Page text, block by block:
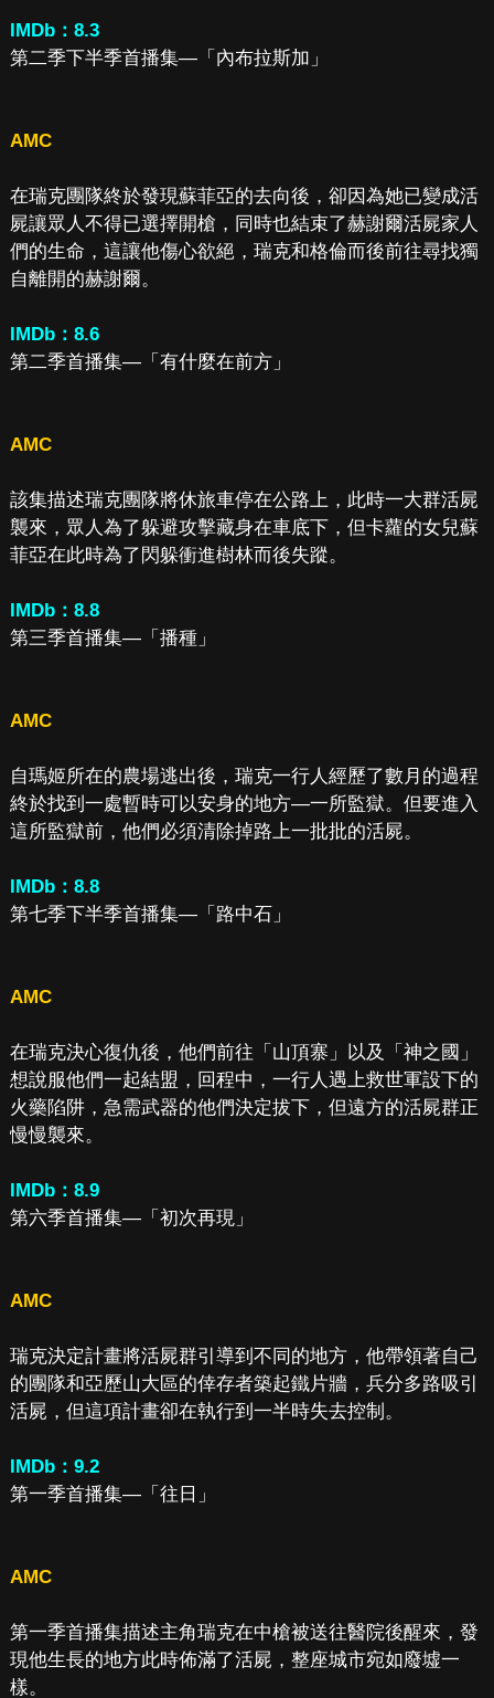
IMDb：8.3
第二季下半季首播集—「內布拉斯加」
AMC
在瑞克團隊終於發現蘇菲亞的去向後，卻因為她已變成活
屍讓眾人不得已選擇開槍，同時也結束了赫謝爾活屍家人
們的生命，這讓他傷心欲絕，瑞克和格倫而後前往尋找獨
自離開的赫謝爾。
IMDb：8.6
第二季首播集—「有什麼在前方」
AMC
該集描述瑞克團隊將休旅車停在公路上，此時一大群活屍
襲來，眾人為了躲避攻擊藏身在車底下，但卡蘿的女兒蘇
菲亞在此時為了閃躲衝進樹林而後失蹤。
IMDb：8.8
第三季首播集—「播種」
AMC
自瑪姬所在的農場逃出後，瑞克一行人經歷了數月的過程
終於找到一處暫時可以安身的地方—一所監獄。但要進入
這所監獄前，他們必須清除掉路上一批批的活屍。
IMDb：8.8
第七季下半季首播集—「路中石」
AMC
在瑞克決心復仇後，他們前往「山頂寨」以及「神之國」
想說服他們一起結盟，回程中，一行人遇上救世軍設下的
火藥陷阱，急需武器的他們決定拔下，但遠方的活屍群正
慢慢襲來。
IMDb：8.9
第六季首播集—「初次再現」
AMC
瑞克決定計畫將活屍群引導到不同的地方，他帶領著自己
的團隊和亞歷山大區的倖存者築起鐵片牆，兵分多路吸引
活屍，但這項計畫卻在執行到一半時失去控制。
IMDb：9.2
第一季首播集—「往日」
AMC
第一季首播集描述主角瑞克在中槍被送往醫院後醒來，發
現他生長的地方此時佈滿了活屍，整座城市宛如廢墟一
樣。